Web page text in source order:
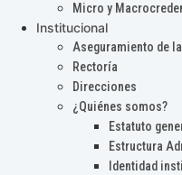
Micro y
Institucional
Aseguramiento de
Rectoría
Direcciones
¿Quiénes somos?
Estatuto
Estructura
Identidad